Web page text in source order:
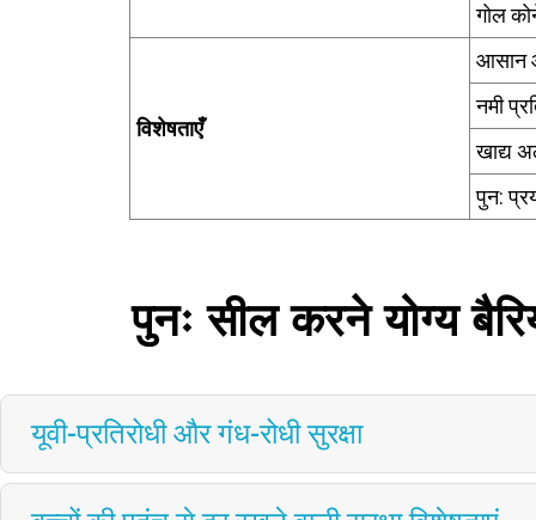
गोल
विशेषताएँ
आसान
नमी
खाद्य
पुन:
पुनः सील करने योग्य
यूवी-प्रतिरोधी और गंध-रोधी सुरक्षा